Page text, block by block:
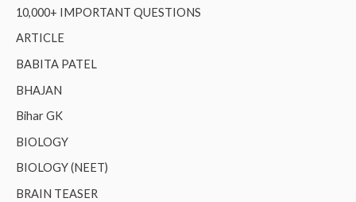
10,000+ IMPORTANT QUESTIONS
ARTICLE
BABITA PATEL
BHAJAN
Bihar GK
BIOLOGY
BIOLOGY (NEET)
BRAIN TEASER